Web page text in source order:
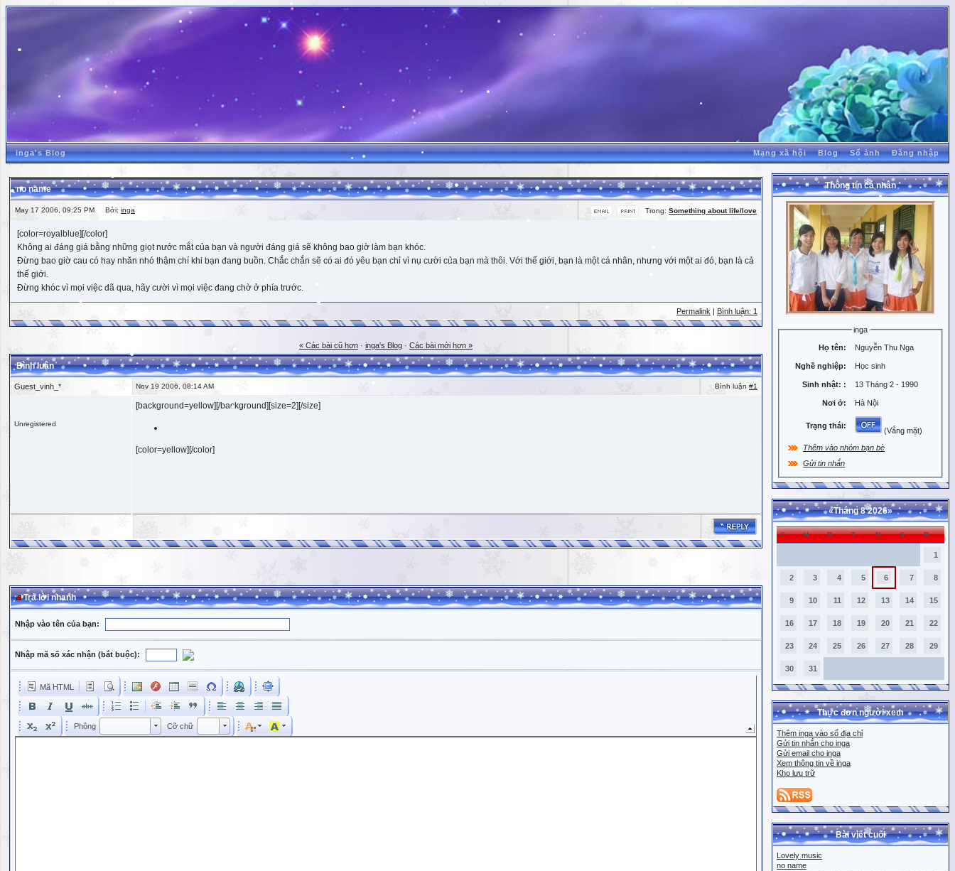
inga's Blog Mạng xã hội Blog Sổ ảnh Đăng nhập
no name
Trong: Something about life/love
May 17 2006, 09:25 PM Bởi: inga
[color=royalblue][/color]
Không ai đáng giá bằng những giọt nước mắt của bạn và người đáng giá sẽ không bao giờ làm bạn khóc.
Đừng bao giờ cau có hay nhăn nhó thậm chí khi bạn đang buồn. Chắc chắn sẽ có ai đó yêu bạn chỉ vì nụ cười của bạn mà thôi. Với thế giới, bạn là một cá nhân, nhưng với một ai đó, bạn là cả
thế giới.
Đừng khóc vì mọi việc đã qua, hãy cười vì mọi việc đang chờ ở phía trước.
Permalink Bình luận: 1
« Các bài cũ hơn · inga's Blog · Các bài mới hơn »
Bình luận
Guest_vinh_* Nov 19 2006, 08:14 AM Bình luận #1
Unregistered
[background=yellow][/background][size=2][/size]
[color=yellow][/color]
Trả lời nhanh
Nhập vào tên của bạn:
Nhập mã số xác nhận (bắt buộc):
Mã HTML
Phông Cỡ chữ Kích cỡ phông
Thông tin cá nhân
inga
Họ tên: Nguyễn Thu Nga
Nghề nghiệp: Học sinh
Sinh nhật: : 13 Tháng 2 - 1990
Nơi ở: Hà Nội
Trạng thái:
(Vắng mặt)
Thêm vào nhóm bạn bè
Gửi tin nhắn
«Tháng 8 2026»
C H B T N S B
1
2 3 4 5 6 7 8
9 10 11 12 13 14 15
16 17 18 19 20 21 22
23 24 25 26 27 28 29
30 31
Thực đơn người xem
Thêm inga vào sổ địa chỉ
Gửi tin nhắn cho inga
Gửi email cho inga
Xem thông tin về inga
Kho lưu trữ
Bài viết cuối
Lovely music
no name